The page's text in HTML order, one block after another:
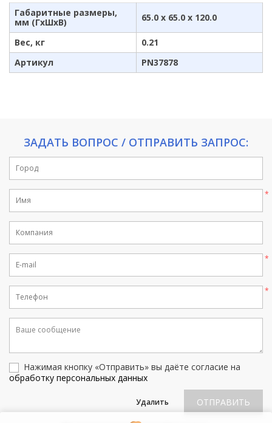
Габаритные размеры,
мм (ГхШхВ)
65.0 x 65.0 x 120.0
Вес, кг
0.21
Артикул
PN37878
ЗАДАТЬ ВОПРОС / ОТПРАВИТЬ ЗАПРОС:
Нажимая кнопку «Отправить» вы даёте согласие на
обработку персональных данных
Удалить ОТПРАВИТЬ